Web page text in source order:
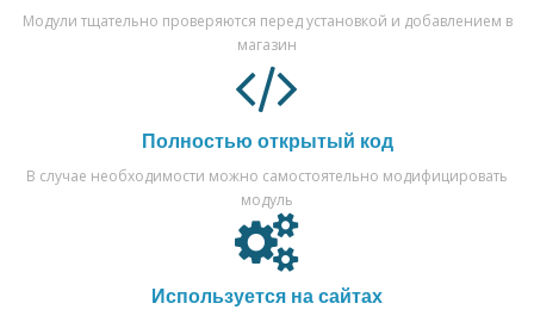
Модули тщательно проверяются перед установкой и добавлением в
магазин
Полностью открытый код
В случае необходимости можно самостоятельно модифицировать
модуль
Используется на сайтах